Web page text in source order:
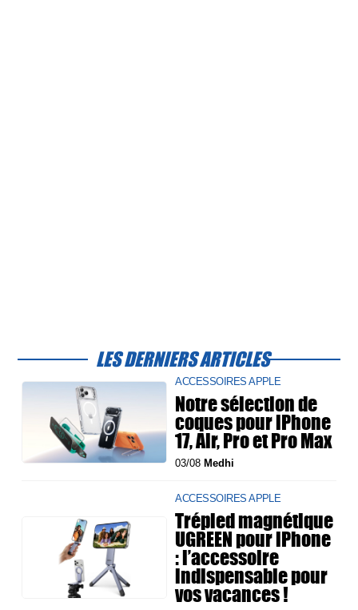
LES DERNIERS ARTICLES
ACCESSOIRES APPLE
Notre sélection de
coques pour iPhone
17, Air, Pro et Pro Max
03/08 Medhi
ACCESSOIRES APPLE
Trépied magnétique
UGREEN pour iPhone
: l’accessoire
indispensable pour
vos vacances !